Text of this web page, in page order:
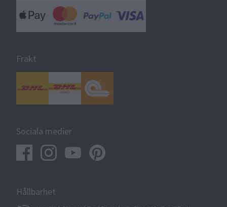
Frakt
Sociala medier
Hållbarhet